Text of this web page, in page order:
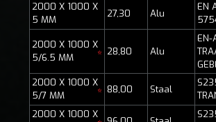
2000 X 1000 X
5 MM
27,30 Alu
EN
2000 X 1000 X
5/6.5 MM
* 28,80 Alu
2000 X 1000 X
5/7 MM
* 88,00 Staal
2000 X 1000 X